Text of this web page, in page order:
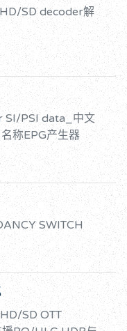
SD decoder解
SI/PSI data_中文
称EPG产生器
SWITCH
SD OTT